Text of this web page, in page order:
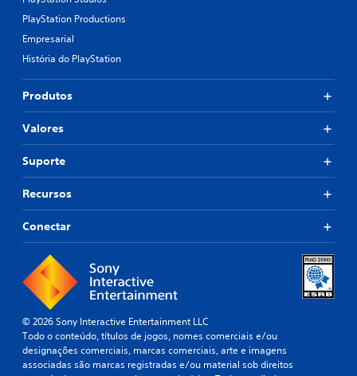
PlayStation Productions
Empresarial
História do PlayStation
Produtos
Valores
Suporte
Recursos
Conectar
© 2026 Sony Interactive Entertainment LLC
Todo o conteúdo, títulos de jogos, nomes comerciais e/ou
designações comerciais, marcas comerciais, arte e imagens
associadas são marcas registradas e/ou material sob direitos